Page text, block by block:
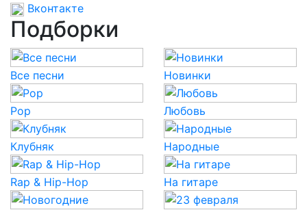
Вконтакте
Подборки
Все песни Новинки
Pop Любовь
Клубняк Народные
Rap & Hip-Hop На гитаре